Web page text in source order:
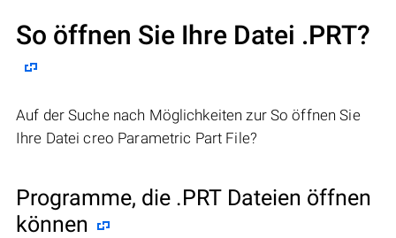
So öffnen Sie Ihre Datei .PRT?
Auf der Suche nach Möglichkeiten zur So öffnen Sie
Ihre Datei creo Parametric Part File?
Programme, die .PRT Dateien öffnen
können